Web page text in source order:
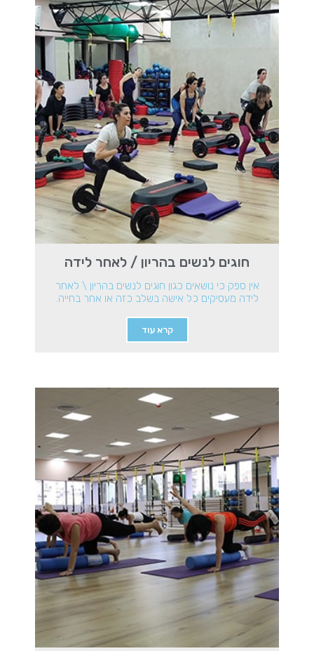
חוגים לנשים בהריון / לאחר לידה
אין ספק כי נושאים כגון חוגים לנשים בהריון \ לאחר
לידה מעסיקים כל אישה בשלב כזה או אחר בחייה.
קרא עוד